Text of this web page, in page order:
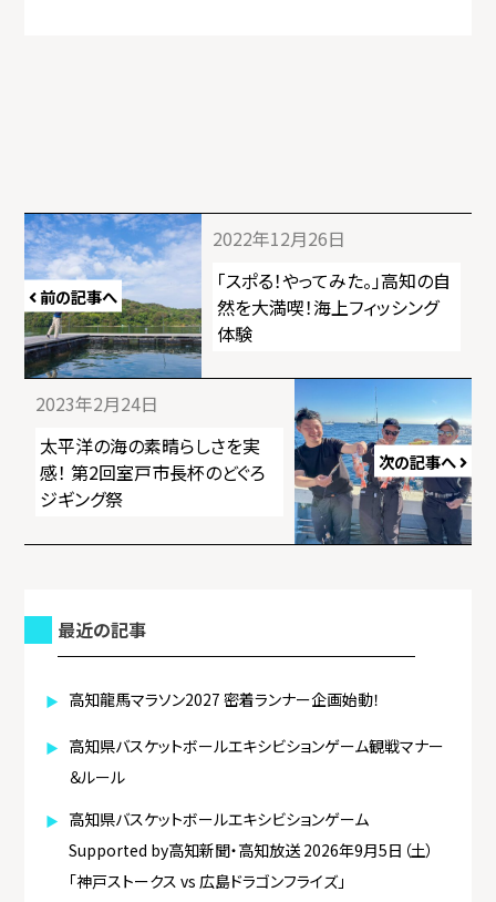
投
稿
ナ
ビ
ゲ
ー
シ
ョ
ン
前の記事へ
2022年12月26日
「スポる！やってみた。」高知の自
然を大満喫！海上フィッシング
体験
次の記事へ
2023年2月24日
太平洋の海の素晴らしさを実
感！ 第2回室戸市長杯のどぐろ
ジギング祭
最近の記事
高知龍馬マラソン2027 密着ランナー企画始動！
高知県バスケットボールエキシビションゲーム観戦マナー
＆ルール
高知県バスケットボールエキシビションゲーム
Supported by高知新聞・高知放送 2026年9月5日（土）
「神戸ストークス vs 広島ドラゴンフライズ」